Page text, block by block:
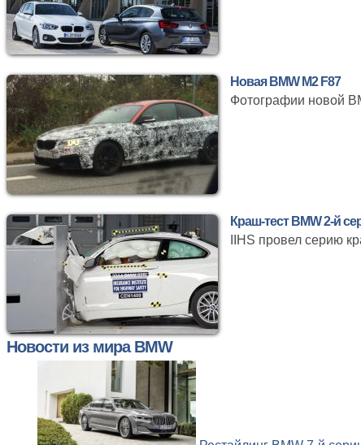
Новая BMW M2 F87
Фотографии новой
Краш-тест BMW 2-й
IIHS провел серию
Новости из мира BMW